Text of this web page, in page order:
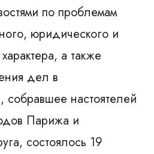
по проблемам
юридического и
а также
дел в
собравшее настоятелей
Парижа и
состоялось 19